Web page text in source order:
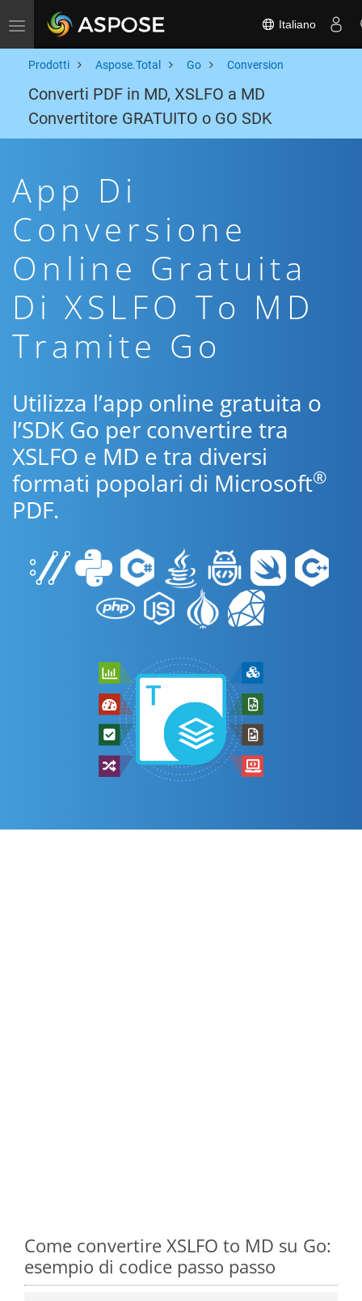
Toggle navigation Italiano
Prodotti Aspose.Total Go Conversion
Converti PDF in MD, XSLFO a MD
Convertitore GRATUITO o GO SDK
App Di
Conversione
Online Gratuita
Di XSLFO To MD
Tramite Go
Utilizza l’app online gratuita o
l’SDK Go per convertire tra
XSLFO e MD e tra diversi
formati popolari di Microsoft®
PDF.
Come convertire XSLFO to MD su Go:
esempio di codice passo passo